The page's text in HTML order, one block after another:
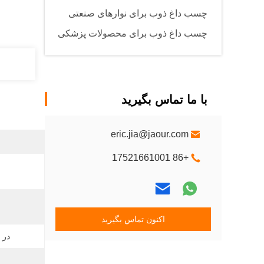
چسب داغ ذوب برای نوارهای صنعتی
چسب داغ ذوب برای محصولات پزشکی
با ما تماس بگیرید
eric.jia@jaour.com
+86 17521661001
اکنون تماس بگیرید
در